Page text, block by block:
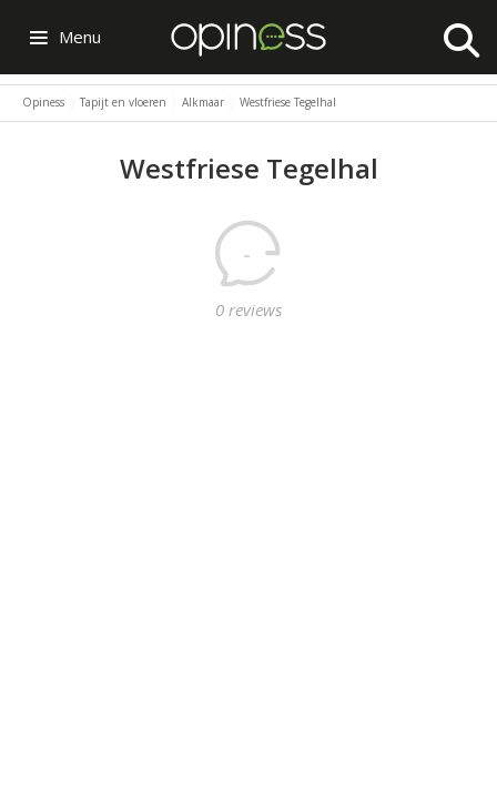
Menu
Opiness Tapijt en vloeren Alkmaar Westfriese Tegelhal
Westfriese Tegelhal
-
0 reviews